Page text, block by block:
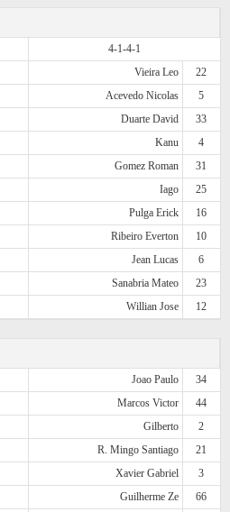
4-1-4-1
Vieira Leo
22
Acevedo Nicolas
5
Duarte David
33
Kanu
4
Gomez Roman
31
Iago
25
Pulga Erick
16
Ribeiro Everton
10
Jean Lucas
6
Sanabria Mateo
23
Willian Jose 12
Joao Paulo
34
Marcos Victor
44
Gilberto
2
R. Mingo Santiago
21
Xavier Gabriel
3
Guilherme Ze
66